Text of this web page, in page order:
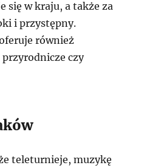
się w kraju, a także za
i przystępny.
również
czy
teleturnieje, muzykę